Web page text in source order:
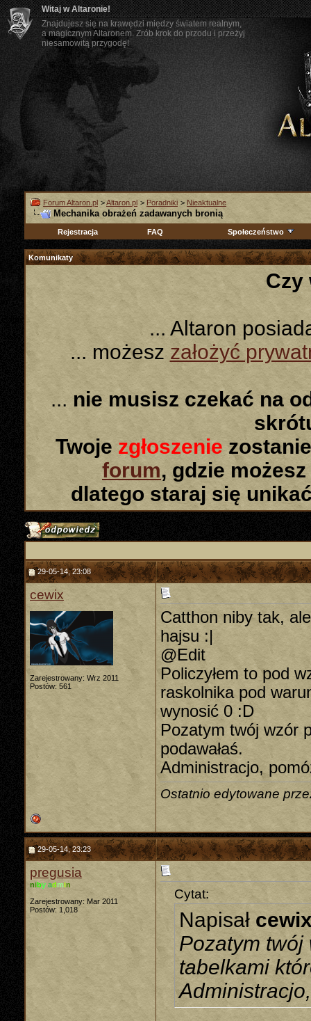
Witaj w Altaronie!
Znajdujesz się na krawędzi między światem realnym,
a magicznym Altaronem. Zrób krok do przodu i przeżyj
niesamowitą przygodę!
Forum Altaron.pl >Altaron.pl > Poradniki > Nieaktualne
Mechanika obrażeń zadawanych bronią
Rejestracja FAQ Społeczeństwo
Komunikaty
Czy
... Altaron
... możeszzałożyć
... nie musisz czekać na
Twoje zgłoszenie
forum, gdzie
dlatego staraj się
29-05-14, 23:08
cewix
Zarejestrowany: Wrz 2011
Postów: 561
Catthon niby tak,
hajsu :|
@Edit
Policzyłem to pod
raskolnika pod
wynosić 0 :D
Pozatym twój wzór
podawałaś.
Administracjo,
Ostatnio edytowane
29-05-14, 23:23
pregusia
niby admin
Zarejestrowany: Mar 2011
Postów: 1,018
Cytat:
Napisał
Pozatym
tabelkami